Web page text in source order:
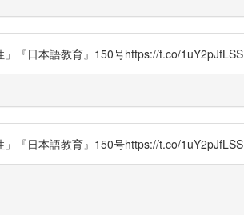
『日本語教育』150号https://t.co/1uY2pJfLSS
『日本語教育』150号https://t.co/1uY2pJfLSS